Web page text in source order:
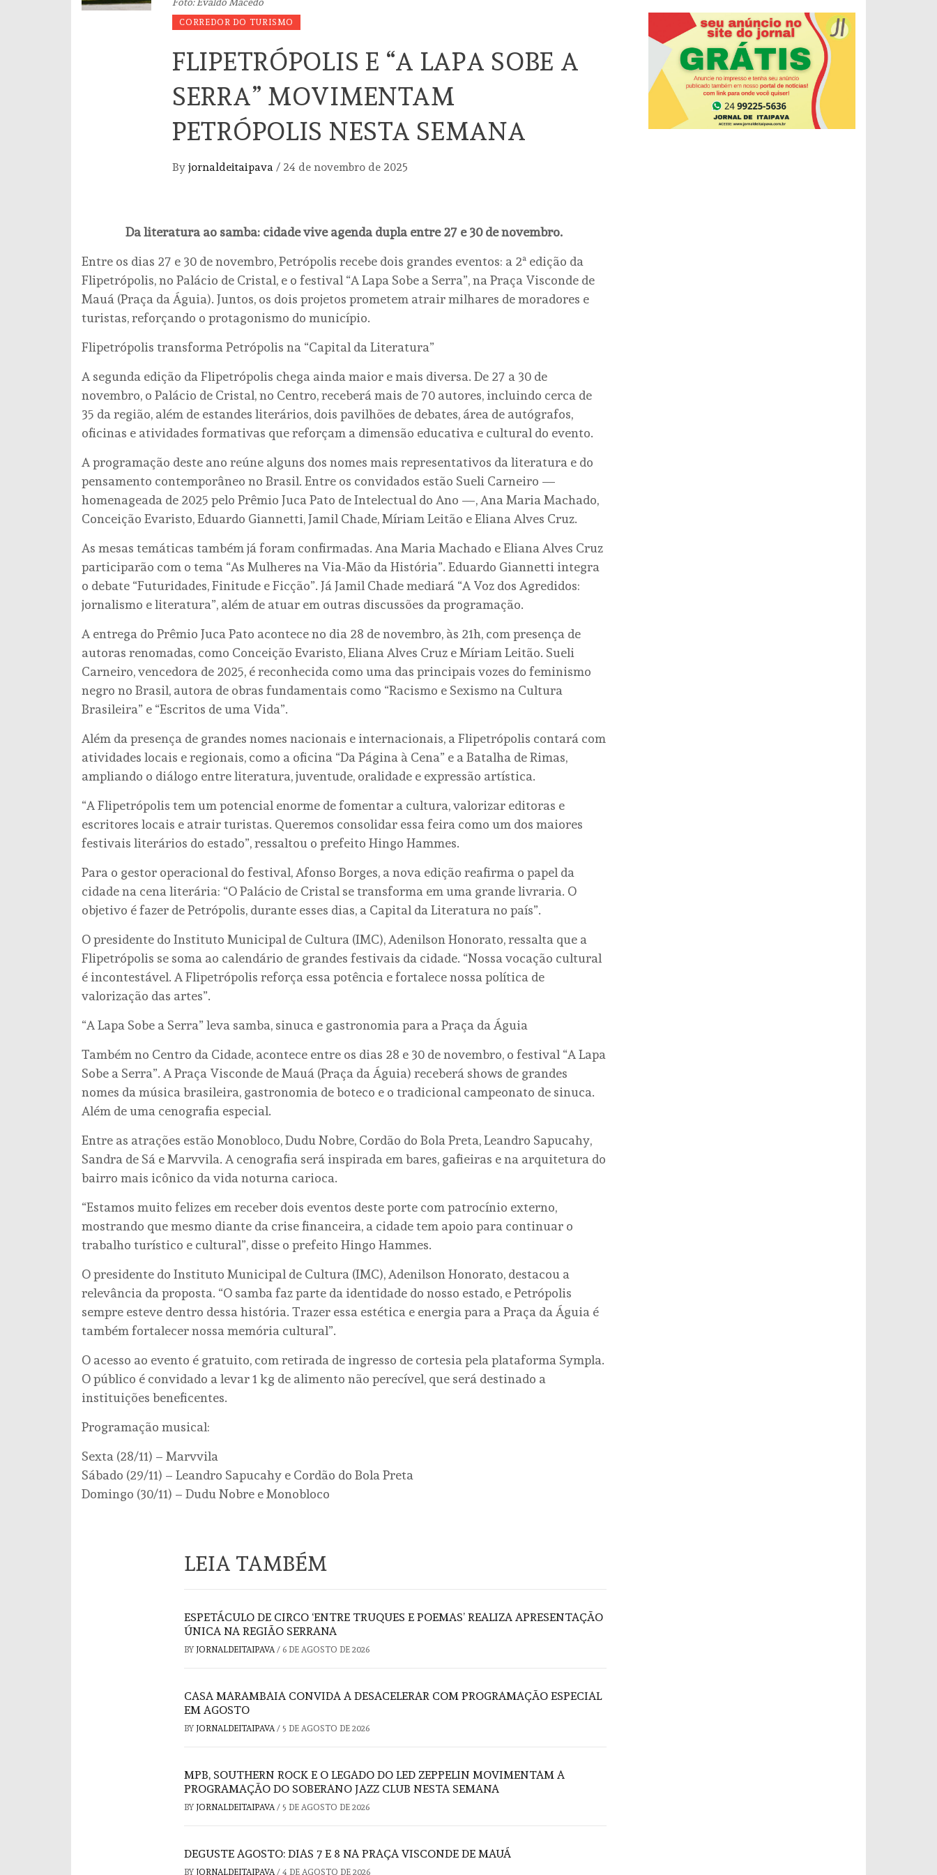
Foto: Evaldo Macedo
CORREDOR DO TURISMO
FLIPETRÓPOLIS E “A LAPA SOBE A
SERRA” MOVIMENTAM
PETRÓPOLIS NESTA SEMANA
By jornaldeitaipava / 24 de novembro de 2025
Da literatura ao samba: cidade vive agenda dupla entre 27 e 30 de novembro.
Entre os dias 27 e 30 de novembro, Petrópolis recebe dois grandes eventos: a 2ª edição da
Flipetrópolis, no Palácio de Cristal, e o festival “A Lapa Sobe a Serra”, na Praça Visconde de
Mauá (Praça da Águia). Juntos, os dois projetos prometem atrair milhares de moradores e
turistas, reforçando o protagonismo do município.
Flipetrópolis transforma Petrópolis na “Capital da Literatura”
A segunda edição da Flipetrópolis chega ainda maior e mais diversa. De 27 a 30 de
novembro, o Palácio de Cristal, no Centro, receberá mais de 70 autores, incluindo cerca de
35 da região, além de estandes literários, dois pavilhões de debates, área de autógrafos,
oficinas e atividades formativas que reforçam a dimensão educativa e cultural do evento.
A programação deste ano reúne alguns dos nomes mais representativos da literatura e do
pensamento contemporâneo no Brasil. Entre os convidados estão Sueli Carneiro —
homenageada de 2025 pelo Prêmio Juca Pato de Intelectual do Ano —, Ana Maria Machado,
Conceição Evaristo, Eduardo Giannetti, Jamil Chade, Míriam Leitão e Eliana Alves Cruz.
As mesas temáticas também já foram confirmadas. Ana Maria Machado e Eliana Alves Cruz
participarão com o tema “As Mulheres na Via-Mão da História”. Eduardo Giannetti integra
o debate “Futuridades, Finitude e Ficção”. Já Jamil Chade mediará “A Voz dos Agredidos:
jornalismo e literatura”, além de atuar em outras discussões da programação.
A entrega do Prêmio Juca Pato acontece no dia 28 de novembro, às 21h, com presença de
autoras renomadas, como Conceição Evaristo, Eliana Alves Cruz e Míriam Leitão. Sueli
Carneiro, vencedora de 2025, é reconhecida como uma das principais vozes do feminismo
negro no Brasil, autora de obras fundamentais como “Racismo e Sexismo na Cultura
Brasileira” e “Escritos de uma Vida”.
Além da presença de grandes nomes nacionais e internacionais, a Flipetrópolis contará com
atividades locais e regionais, como a oficina “Da Página à Cena” e a Batalha de Rimas,
ampliando o diálogo entre literatura, juventude, oralidade e expressão artística.
“A Flipetrópolis tem um potencial enorme de fomentar a cultura, valorizar editoras e
escritores locais e atrair turistas. Queremos consolidar essa feira como um dos maiores
festivais literários do estado”, ressaltou o prefeito Hingo Hammes.
Para o gestor operacional do festival, Afonso Borges, a nova edição reafirma o papel da
cidade na cena literária: “O Palácio de Cristal se transforma em uma grande livraria. O
objetivo é fazer de Petrópolis, durante esses dias, a Capital da Literatura no país”.
O presidente do Instituto Municipal de Cultura (IMC), Adenilson Honorato, ressalta que a
Flipetrópolis se soma ao calendário de grandes festivais da cidade. “Nossa vocação cultural
é incontestável. A Flipetrópolis reforça essa potência e fortalece nossa política de
valorização das artes”.
“A Lapa Sobe a Serra” leva samba, sinuca e gastronomia para a Praça da Águia
Também no Centro da Cidade, acontece entre os dias 28 e 30 de novembro, o festival “A Lapa
Sobe a Serra”. A Praça Visconde de Mauá (Praça da Águia) receberá shows de grandes
nomes da música brasileira, gastronomia de boteco e o tradicional campeonato de sinuca.
Além de uma cenografia especial.
Entre as atrações estão Monobloco, Dudu Nobre, Cordão do Bola Preta, Leandro Sapucahy,
Sandra de Sá e Marvvila. A cenografia será inspirada em bares, gafieiras e na arquitetura do
bairro mais icônico da vida noturna carioca.
“Estamos muito felizes em receber dois eventos deste porte com patrocínio externo,
mostrando que mesmo diante da crise financeira, a cidade tem apoio para continuar o
trabalho turístico e cultural”, disse o prefeito Hingo Hammes.
O presidente do Instituto Municipal de Cultura (IMC), Adenilson Honorato, destacou a
relevância da proposta. “O samba faz parte da identidade do nosso estado, e Petrópolis
sempre esteve dentro dessa história. Trazer essa estética e energia para a Praça da Águia é
também fortalecer nossa memória cultural”.
O acesso ao evento é gratuito, com retirada de ingresso de cortesia pela plataforma Sympla.
O público é convidado a levar 1 kg de alimento não perecível, que será destinado a
instituições beneficentes.
Programação musical:
Sexta (28/11) – Marvvila
Sábado (29/11) – Leandro Sapucahy e Cordão do Bola Preta
Domingo (30/11) – Dudu Nobre e Monobloco
LEIA TAMBÉM
ESPETÁCULO DE CIRCO ‘ENTRE TRUQUES E POEMAS’ REALIZA APRESENTAÇÃO
ÚNICA NA REGIÃO SERRANA
BY JORNALDEITAIPAVA/ 6 DE AGOSTO DE 2026
CASA MARAMBAIA CONVIDA A DESACELERAR COM PROGRAMAÇÃO ESPECIAL
EM AGOSTO
BY JORNALDEITAIPAVA/ 5 DE AGOSTO DE 2026
MPB, SOUTHERN ROCK E O LEGADO DO LED ZEPPELIN MOVIMENTAM A
PROGRAMAÇÃO DO SOBERANO JAZZ CLUB NESTA SEMANA
BY JORNALDEITAIPAVA/ 5 DE AGOSTO DE 2026
DEGUSTE AGOSTO: DIAS 7 E 8 NA PRAÇA VISCONDE DE MAUÁ
BY JORNALDEITAIPAVA/ 4 DE AGOSTO DE 2026